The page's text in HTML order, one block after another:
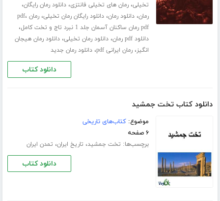
تخیلی،رمان های تخیلی فانتزی،دانلود رمان رایگان،
رمان،دانلود رمان،دانلود رایگان رمان تخیلی،رمان pdf ،
pdf رمان ساکنان آسمان جلد 1 نبرد تاج و تخت کامل ،
دانلود pdf رمان ،دانلود رمان تخیلی،دانلود رمان هیجان
انگیز،رمان ایرانی pdf ،دانلود رمان جدید
دانلود کتاب
دانلود کتاب تخت جمشید
موضوع:کتاب‌های تاریخی
۶ صفحه
برچسب‌ها: تخت جمشید، تاریخ ایران، تمدن ایران
دانلود کتاب